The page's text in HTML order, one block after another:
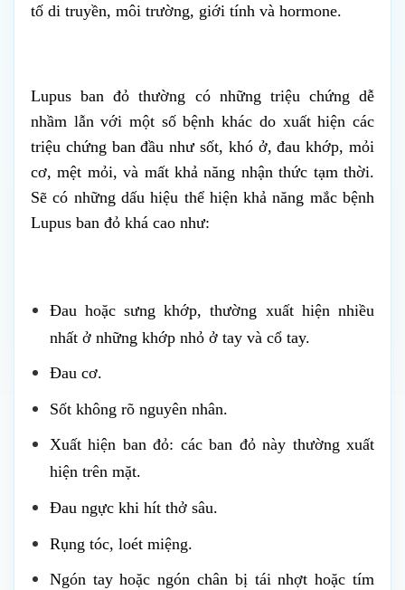
tố di truyền, môi trường, giới tính và hormone.
Lupus ban đỏ thường có những triệu chứng dễ
nhầm lẫn với một số bệnh khác do xuất hiện các
triệu chứng ban đầu như sốt, khó ở, đau khớp, mỏi
cơ, mệt mỏi, và mất khả năng nhận thức tạm thời.
Sẽ có những dấu hiệu thể hiện khả năng mắc bệnh
Lupus ban đỏ khá cao như:
Đau hoặc sưng khớp, thường xuất hiện nhiều
nhất ở những khớp nhỏ ở tay và cổ tay.
Đau cơ.
Sốt không rõ nguyên nhân.
Xuất hiện ban đỏ: các ban đỏ này thường xuất
hiện trên mặt.
Đau ngực khi hít thở sâu.
Rụng tóc, loét miệng.
Ngón tay hoặc ngón chân bị tái nhợt hoặc tím